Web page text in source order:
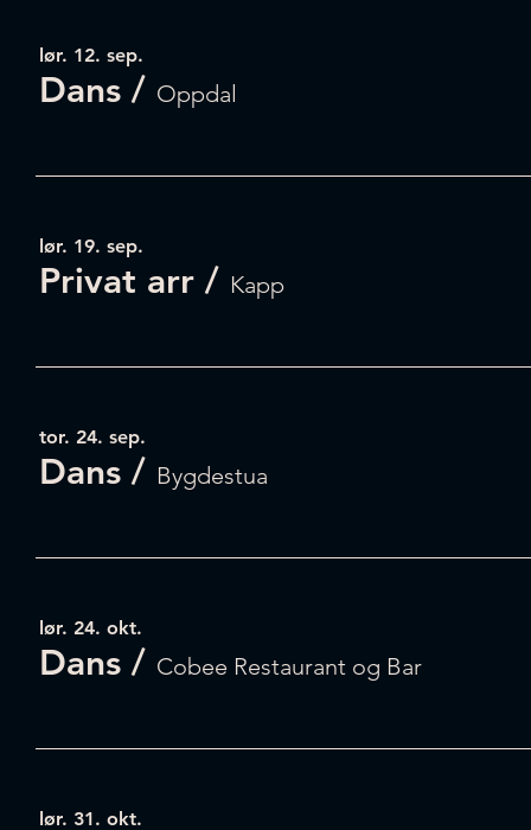
lør. 12. sep.
Dans / Oppdal
lør. 19. sep.
Privat arr / Kapp
tor. 24. sep.
Dans / Bygdestua
lør. 24. okt.
Dans / Cobee Restaurant og Bar
lør. 31. okt.